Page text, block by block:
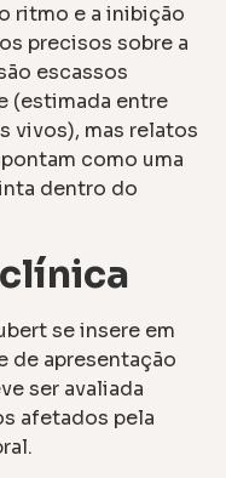
ritmo e a inibição
precisos sobre a
escassos
(estimada entre
vivos), mas relatos
como uma
dentro do
se insere em
de apresentação
ser avaliada
afetados pela